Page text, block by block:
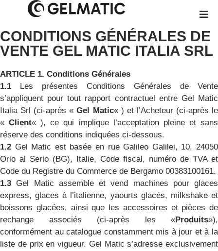
CONDITIONS GÉNÉRALES DE
VENTE GEL MATIC ITALIA SRL
ARTICLE 1. Conditions Générales
1.1 Les présentes Conditions Générales de Vente
s’appliquent pour tout rapport contractuel entre Gel Matic
Italia Srl (ci-après «Gel Matic« ) et l’Acheteur (ci-après le
«Client« ), ce qui implique l’acceptation pleine et sans
réserve des conditions indiquées ci-dessous.
1.2 Gel Matic est basée en rue Galileo Galilei, 10, 24050
Orio al Serio (BG), Italie, Code fiscal, numéro de TVA et
Code du Registre du Commerce de Bergamo 00383100161.
1.3 Gel Matic assemble et vend machines pour glaces
express, glaces à l’italienne, yaourts glacés, milkshake et
boissons glacées, ainsi que les accessoires et pièces de
rechange associés (ci-après les «Produits»),
conformément au catalogue constamment mis à jour et à la
liste de prix en vigueur. Gel Matic s’adresse exclusivement